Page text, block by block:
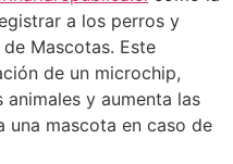
a los perros y
Mascotas. Este
de un microchip,
y aumenta las
una mascota en caso de